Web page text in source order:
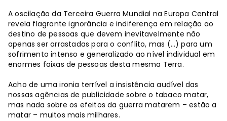
A oscilação da Terceira Guerra Mundial na Europa Central
revela flagrante ignorância e indiferença em relação ao
destino de pessoas que devem inevitavelmente não
apenas ser arrastadas para o conflito, mas (…) para um
sofrimento intenso e generalizado ao nível individual em
enormes faixas de pessoas desta mesma Terra.
Acho de uma ironia terrível a insistência audível das
nossas agências de publicidade sobre o tabaco matar,
mas nada sobre os efeitos da guerra matarem – estão a
matar – muitos mais milhares.